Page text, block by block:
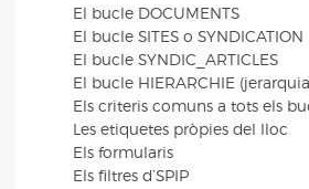
El bucle DOCUMENTS
El bucle SITES o
El bucle SYNDIC_ARTICLES
El bucle HIERARCHIE
Els criteris comuns a tots els
Les etiquetes pròpies del lloc
Els formularis
Els filtres d’SPIP